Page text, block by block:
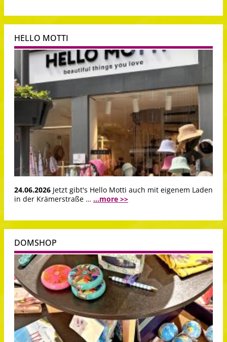
HELLO MOTTI
24.06.2026 Jetzt gibt's Hello Motti auch mit eigenem Laden
in der Krämerstraße … ...more >>
DOMSHOP